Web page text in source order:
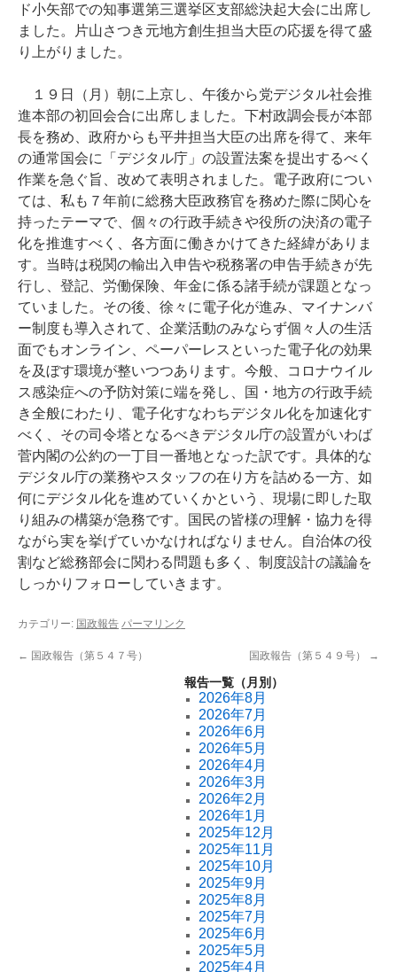
ド小矢部での知事選第三選挙区支部総決起大会に出席し
ました。片山さつき元地方創生担当大臣の応援を得て盛
り上がりました。
１９日（月）朝に上京し、午後から党デジタル社会推
進本部の初回会合に出席しました。下村政調会長が本部
長を務め、政府からも平井担当大臣の出席を得て、来年
の通常国会に「デジタル庁」の設置法案を提出するべく
作業を急ぐ旨、改めて表明されました。電子政府につい
ては、私も７年前に総務大臣政務官を務めた際に関心を
持ったテーマで、個々の行政手続きや役所の決済の電子
化を推進すべく、各方面に働きかけてきた経緯がありま
す。当時は税関の輸出入申告や税務署の申告手続きが先
行し、登記、労働保険、年金に係る諸手続が課題となっ
ていました。その後、徐々に電子化が進み、マイナンバ
ー制度も導入されて、企業活動のみならず個々人の生活
面でもオンライン、ペーパーレスといった電子化の効果
を及ぼす環境が整いつつあります。今般、コロナウイル
ス感染症への予防対策に端を発し、国・地方の行政手続
き全般にわたり、電子化すなわちデジタル化を加速化す
べく、その司令塔となるべきデジタル庁の設置がいわば
菅内閣の公約の一丁目一番地となった訳です。具体的な
デジタル庁の業務やスタッフの在り方を詰める一方、如
何にデジタル化を進めていくかという、現場に即した取
り組みの構築が急務です。国民の皆様の理解・協力を得
ながら実を挙げていかなければなりません。自治体の役
割など総務部会に関わる問題も多く、制度設計の議論を
しっかりフォローしていきます。
カテゴリー: 国政報告 パーマリンク
← 国政報告（第５４７号） 国政報告（第５４９号） →
報告一覧（月別）
2026年8月
2026年7月
2026年6月
2026年5月
2026年4月
2026年3月
2026年2月
2026年1月
2025年12月
2025年11月
2025年10月
2025年9月
2025年8月
2025年7月
2025年6月
2025年5月
2025年4月